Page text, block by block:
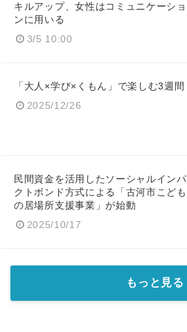
キルアップ、女性はコミュニケーショ
ンに用いる
3/5 10:00
「大人×学び×くもん」で楽しむ3週間
2025/12/26
民間資金を活用したソーシャルインパ
クトボンド方式による「古河市こども
の居場所支援事業」が始動
2025/10/17
もっと見る